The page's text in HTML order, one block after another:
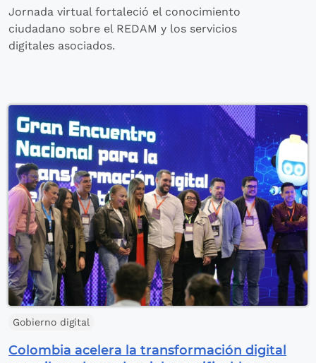
Jornada virtual fortaleció el conocimiento
ciudadano sobre el REDAM y los servicios
digitales asociados.
Gobierno digital
Colombia acelera la transformación digital